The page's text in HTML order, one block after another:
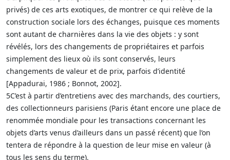
privés) de ces arts exotiques, de montrer ce qui relève de la
construction sociale lors des échanges, puisque ces moments
sont autant de charnières dans la vie des objets : y sont
révélés, lors des changements de propriétaires et parfois
simplement des lieux où ils sont conservés, leurs
changements de valeur et de prix, parfois d’identité
[Appadurai, 1986 ; Bonnot, 2002].
5C’est à partir d’entretiens avec des marchands, des courtiers,
des collectionneurs parisiens (Paris étant encore une place de
renommée mondiale pour les transactions concernant les
objets d’arts venus d’ailleurs dans un passé récent) que l’on
tentera de répondre à la question de leur mise en valeur (à
tous les sens du terme).